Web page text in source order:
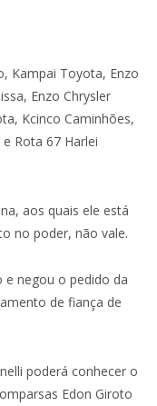
Kampai Toyota, Enzo
Enzo Chrysler
Kcinco Caminhões,
Rota 67 Harlei
aos quais ele está
no poder, não vale.
e negou o pedido da
de fiança de
poderá conhecer o
Edon Giroto